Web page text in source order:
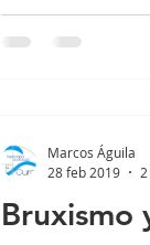
Bruxismo
Marcos Águila
28 feb 2019